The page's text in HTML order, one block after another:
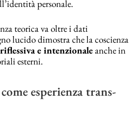
personale.
teorica va oltre i dati
lucido dimostra che la coscienza
e intenzionaleanche in
esterni.
esperienza trans-